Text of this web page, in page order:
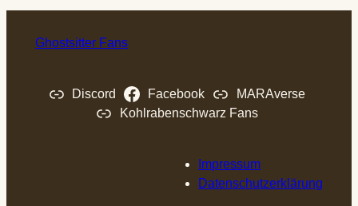
Ghostsitter Fans
Discord Facebook
MARAverse
Kohlrabenschwarz Fans
Impressum
Datenschutzerklärung